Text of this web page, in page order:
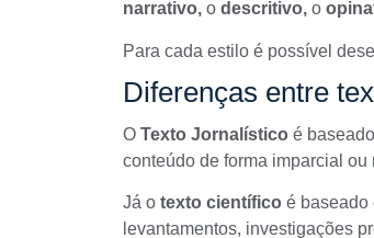
narrativo, o descritivo, o
Para cada estilo é possível
Diferenças entre
O Texto Jornalístico é
conteúdo de forma imparcial
Já o texto científico é baseado
levantamentos, investigações